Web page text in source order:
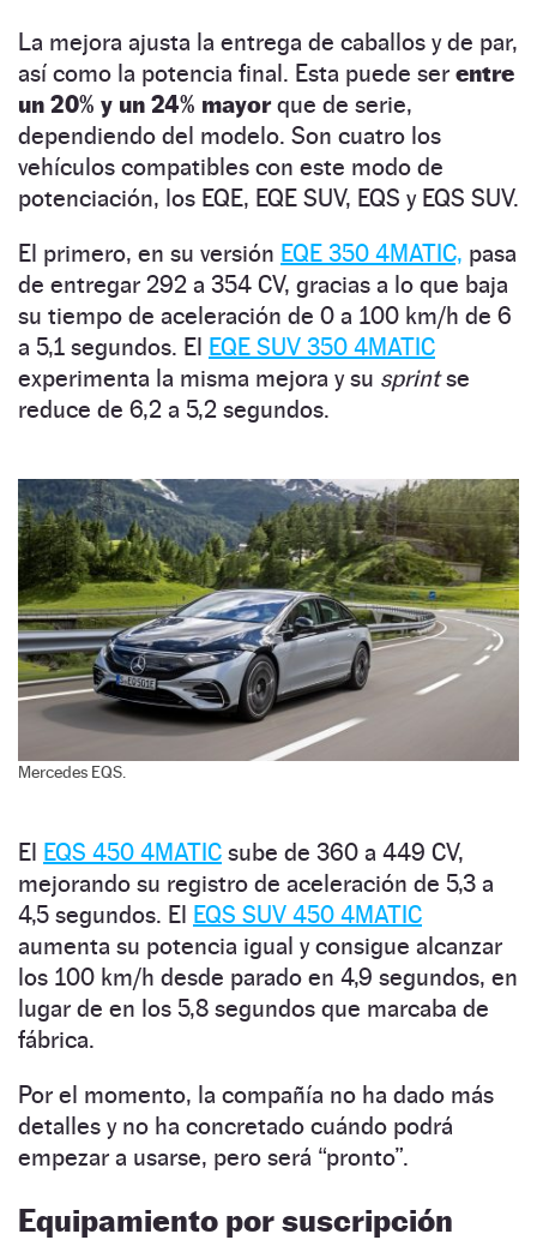
La mejora ajusta la entrega de caballos y de par,
así como la potencia final. Esta puede ser entre
un 20% y un 24% mayorque de serie,
dependiendo del modelo. Son cuatro los
vehículos compatibles con este modo de
potenciación, los EQE, EQE SUV, EQS y EQS SUV.
El primero, en su versión EQE 350 4MATIC, pasa
de entregar 292 a 354 CV, gracias a lo que baja
su tiempo de aceleración de 0 a 100 km/h de 6
a 5,1 segundos. El EQE SUV 350 4MATIC
experimenta la misma mejora y su sprintse
reduce de 6,2 a 5,2 segundos.
Mercedes EQS.
El EQS 450 4MATIC sube de 360 a 449 CV,
mejorando su registro de aceleración de 5,3 a
4,5 segundos. El EQS SUV 450 4MATIC
aumenta su potencia igual y consigue alcanzar
los 100 km/h desde parado en 4,9 segundos, en
lugar de en los 5,8 segundos que marcaba de
fábrica.
Por el momento, la compañía no ha dado más
detalles y no ha concretado cuándo podrá
empezar a usarse, pero será “pronto”.
Equipamiento por suscripción